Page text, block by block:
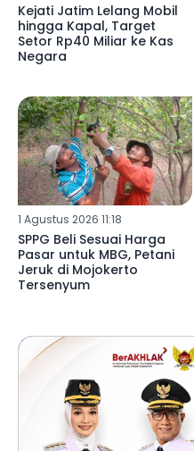
Kejati Jatim Lelang Mobil
hingga Kapal, Target
Setor Rp40 Miliar ke Kas
Negara
1 Agustus 2026 11:18
SPPG Beli Sesuai Harga
Pasar untuk MBG, Petani
Jeruk di Mojokerto
Tersenyum